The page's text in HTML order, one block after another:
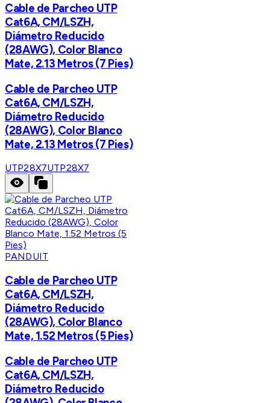
Cable de Parcheo UTP
Cat6A, CM/LSZH,
Diámetro Reducido
(28AWG), Color Blanco
Mate, 2.13 Metros (7 Pies)
Cable de Parcheo UTP
Cat6A, CM/LSZH,
Diámetro Reducido
(28AWG), Color Blanco
Mate, 2.13 Metros (7 Pies)
UTP28X7UTP28X7
PANDUIT
Cable de Parcheo UTP
Cat6A, CM/LSZH,
Diámetro Reducido
(28AWG), Color Blanco
Mate, 1.52 Metros (5 Pies)
Cable de Parcheo UTP
Cat6A, CM/LSZH,
Diámetro Reducido